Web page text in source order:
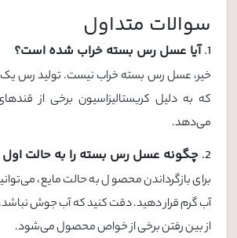
سوالات متداول
1. آیا عسل رس بسته خراب شده است؟
خیر، عسل رس بسته خراب نیست. تولید رس
که به دلیل کریستالیزاسیون برخی از
می‌دهد.
2. چگونه عسل رس بسته را به حالت اول
برای بازگرداندن محصول به حالت مایع،
آب گرم قرار دهید. دقت کنید که آب جوش نباشد،
از بین رفتن برخی از خواص محصول می‌شود.